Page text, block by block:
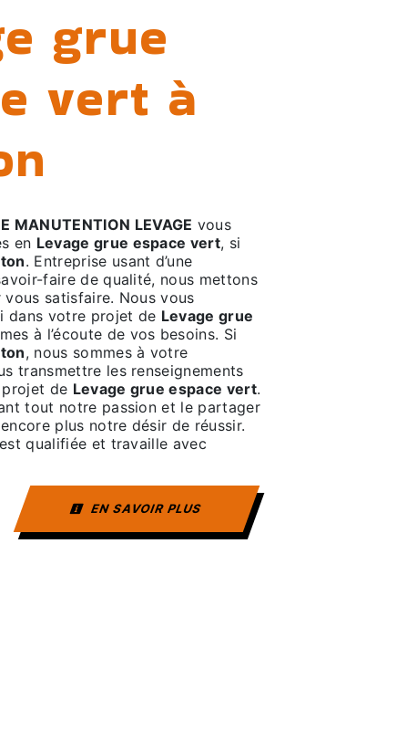
grue
vert à
MANUTENTION LEVAGE vous
en Levage grue espace vert, si
. Entreprise usant d’une
faire de qualité, nous mettons
satisfaire. Nous vous
dans votre projet de Levage grue
à l’écoute de vos besoins. Si
, nous sommes à votre
transmettre les renseignements
de Levage grue espace vert.
tout notre passion et le partager
plus notre désir de réussir.
qualifiée et travaille avec
EN SAVOIR PLUS